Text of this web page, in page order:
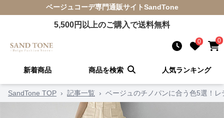
ベージュコーデ専門通販サイトSandTone
5,500円以上のご購入で送料無料
0 0
新着商品 商品を検索 人気ランキング
SandTone TOP › 記事一覧 › ベージュのチノパンに合う色5選！